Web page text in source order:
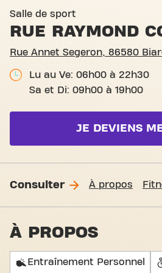
Salle de sport
RUE RAYMOND
Rue Annet Segeron, 86580
Lu au Ve: 06h00 à 22h30
Sa et Di: 09h00 à 19h00
JE DEVIENS
Consulter À propos
À PROPOS
Entraînement Personnel